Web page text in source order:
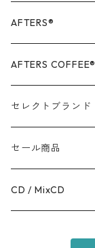
AFTERS®️
OUTER
TOPS
BOTTOMS
GOODS
AFTERS COFFEE®️
APPALEL / GOODS
COFFEE
セレクトブランド
MR.OLIVE
RACAL
セール商品
OUTER
CD / MixCD